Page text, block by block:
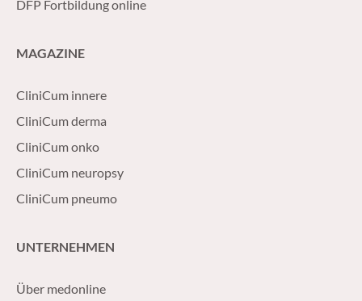
DFP Fortbildung online
MAGAZINE
CliniCum innere
CliniCum derma
CliniCum onko
CliniCum neuropsy
CliniCum pneumo
UNTERNEHMEN
Über medonline